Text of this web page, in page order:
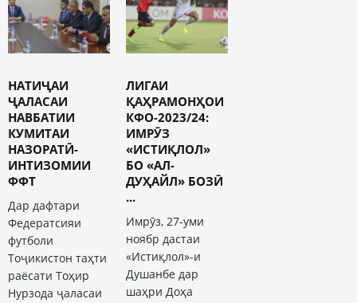
НАТИҶАИ
ҶАЛАСАИ
НАВБАТИИ
КУМИТАИ
НАЗОРАТӢ-
ИНТИЗОМИИ
ФФТ
Дар дафтари
Федератсияи
футболи
Тоҷикистон таҳти
раёсати Тоҳир
Нурзода ҷаласаи
ЛИГАИ
ҚАҲРАМОНҲОИ
КФО-2023/24:
ИМРӮЗ
«ИСТИҚЛОЛ»
БО «АЛ-
ДУҲАЙЛ» БОЗӢ
...
Имрӯз, 27-уми
ноябр дастаи
«Истиқлол»-и
Душанбе дар
шаҳри Доҳа